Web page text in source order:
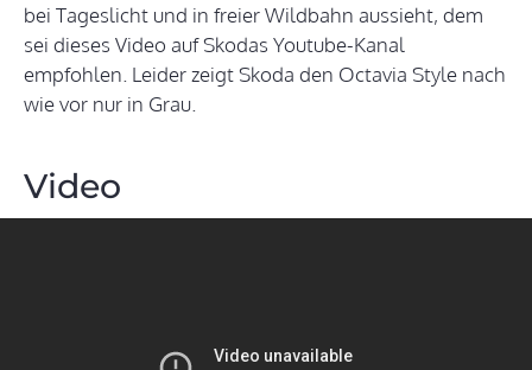
bei Tageslicht und in freier Wildbahn aussieht, dem
sei dieses Video auf Skodas Youtube-Kanal
empfohlen. Leider zeigt Skoda den Octavia Style nach
wie vor nur in Grau.
Video